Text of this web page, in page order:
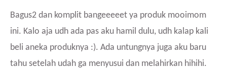
Bagus2 dan komplit bangeeeeet ya produk mooimom
ini. Kalo aja udh ada pas aku hamil dulu, udh kalap kali
beli aneka produknya :). Ada untungnya juga aku baru
tahu setelah udah ga menyusui dan melahirkan hihihi.